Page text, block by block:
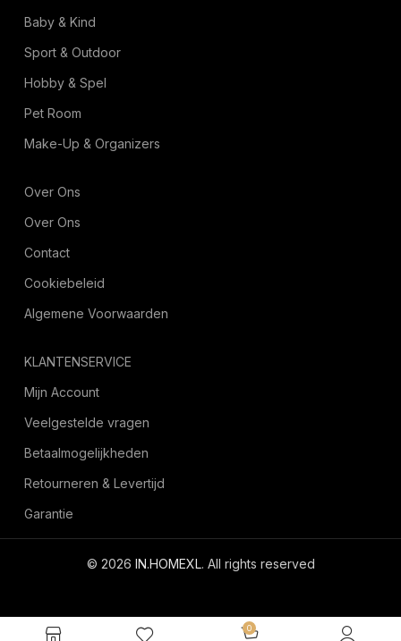
Baby & Kind
Sport & Outdoor
Hobby & Spel
Pet Room
Make-Up & Organizers
Over Ons
Over Ons
Contact
Cookiebeleid
Algemene Voorwaarden
KLANTENSERVICE
Mijn Account
Veelgestelde vragen
Betaalmogelijkheden
Retourneren & Levertijd
Garantie
© 2026 IN.HOMEXL. All rights reserved
0